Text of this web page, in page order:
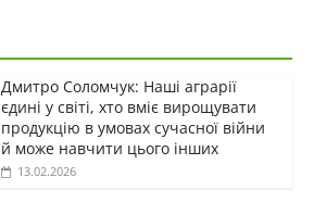
Дмитро Соломчук: Наші аграрії
єдині у світі, хто вміє вирощувати
продукцію в умовах сучасної війни
й може навчити цього інших
13.02.2026